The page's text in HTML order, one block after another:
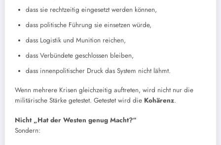
dass sie rechtzeitig eingesetzt werden können,
dass politische Führung sie einsetzen würde,
dass Logistik und Munition reichen,
dass Verbündete geschlossen bleiben,
dass innenpolitischer Druck das System nicht lähmt.
Wenn mehrere Krisen gleichzeitig auftreten, wird nicht nur die
militärische Stärke getestet. Getestet wird die Kohärenz.
Nicht „Hat der Westen genug Macht?“
Sondern: